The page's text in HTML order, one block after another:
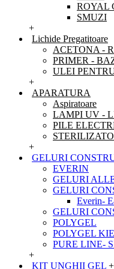
ROYAL
SMUZI
+
Lichide Pregatitoare
ACETONA -
PRIMER -
ULEI
+
APARATURA
Aspiratoare
LAMPI UV -
PILE
+
GELURI
EVERIN
GELURI
GELURI
Everin-
GELURI
POLYGEL
POLYGEL
PURE LINE-
+
KIT UNGHII GEL +